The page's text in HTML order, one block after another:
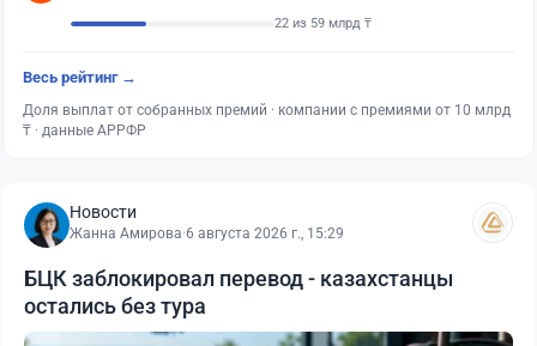
22 из 59 млрд ₸
Весь рейтинг →
Доля выплат от собранных премий · компании с премиями от 10 млрд
₸ · данные АРРФР
Новости
Жанна Амирова·6 августа 2026 г., 15:29
БЦК заблокировал перевод - казахстанцы
остались без тура